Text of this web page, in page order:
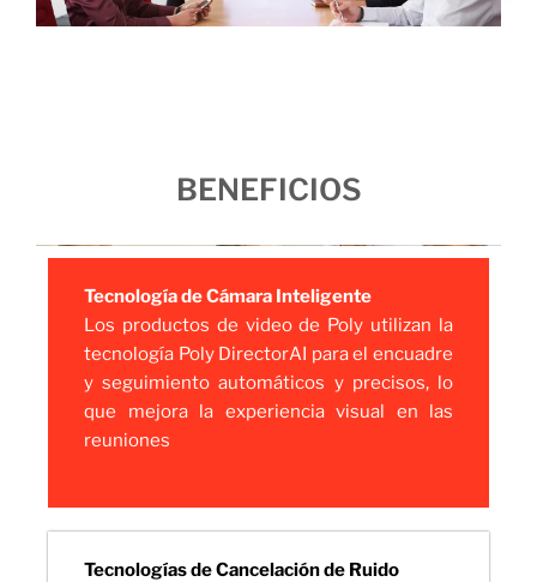
BENEFICIOS
Tecnología de Cámara Inteligente
Los productos de video de Poly utilizan la
tecnología Poly DirectorAI para el encuadre
y seguimiento automáticos y precisos, lo
que mejora la experiencia visual en las
reuniones
Tecnologías de Cancelación de Ruido